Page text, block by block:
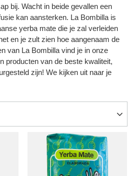
bij. Wacht in beide gevallen een
kan aansterken. La Bombilla is
yerba mate die je zal verleiden
en je zult zien hoe aangenaam de
van La Bombilla vind je in onze
producten van de beste kwaliteit,
zijn! We kijken uit naar je